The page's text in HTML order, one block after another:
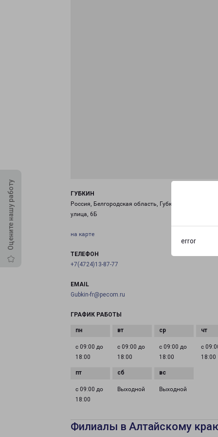
error
Оцените нашу работу
ГУБКИН
Россия, Белгородская область, Губкин, Транспортная
улица, 6Б
на карте
ТЕЛЕФОН
+7(4724)13-87-77
EMAIL
Gubkin-fr@pecom.ru
ГРАФИК РАБОТЫ
с 09:00 до
18:00
с 09:00 до
18:00
с 09:00 до
18:00
с
18:00
с 09:00 до
18:00
Выходной Выходной
Филиалы в Алтайскому